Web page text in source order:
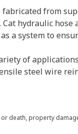
fabricated from
hydraulic hose
a system to
of
steel wire
death, property